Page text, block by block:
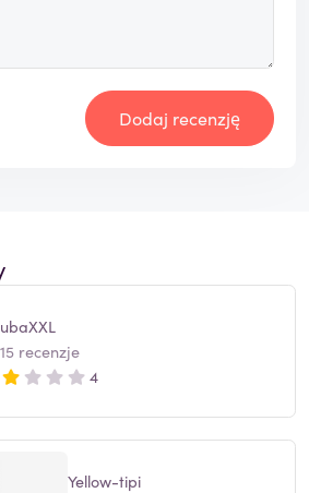
Dodaj recenzję
15 recenzje
4
Yellow-tipi